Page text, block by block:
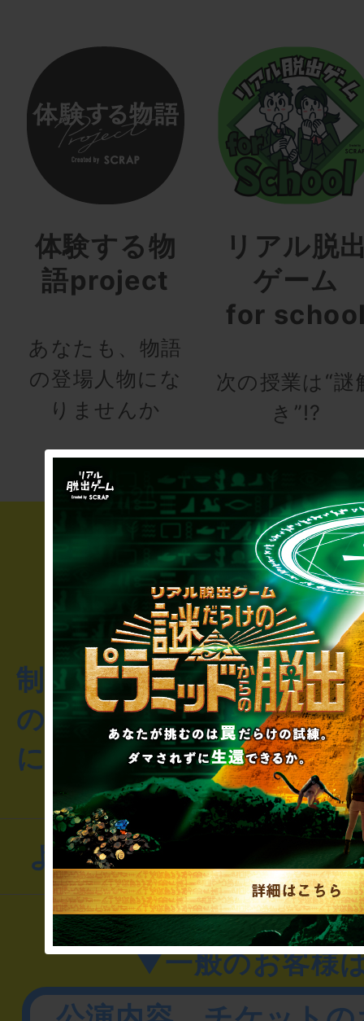
体験する物
語project
あなたも、物語
の登場人物にな
りませんか
リアル脱
ゲーム
for
次の授業は“謎
き”!?
制作のご相談・コラボレ
のお客様からのご質問や
にお問い合わせください
よくあるお問い合わせ
▼一般のお客様